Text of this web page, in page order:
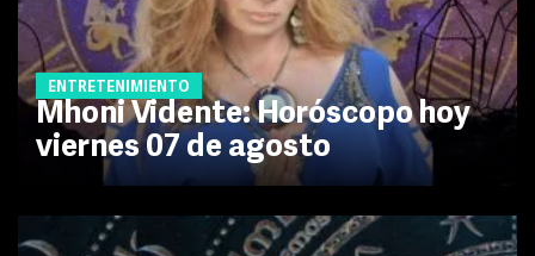
ENTRETENIMIENTO
Mhoni Vidente: Horóscopo hoy
viernes 07 de agosto